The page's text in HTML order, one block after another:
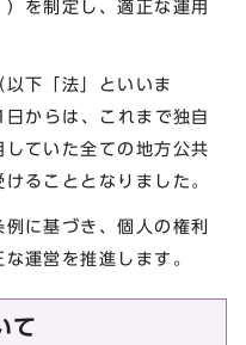
を制定し、適正な運用
下「法」といいま
からは、これまで独自
ていた全ての地方公共
ることとなりました。
に基づき、個人の権利
運営を推進します。
て